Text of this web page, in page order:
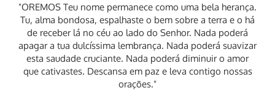
"OREMOS Teu nome permanece como uma bela herança.
Tu, alma bondosa, espalhaste o bem sobre a terra e o há
de receber lá no céu ao lado do Senhor. Nada poderá
apagar a tua dulcíssima lembrança. Nada poderá suavizar
esta saudade cruciante. Nada poderá diminuir o amor
que cativastes. Descansa em paz e leva contigo nossas
orações."